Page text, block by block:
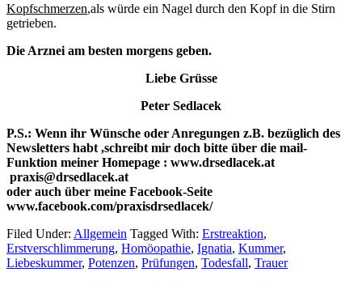
Kopfschmerzen,als würde ein Nagel durch den Kopf in die Stirn
getrieben.
Die Arznei am besten morgens geben.
Liebe Grüsse
Peter Sedlacek
P.S.: Wenn ihr Wünsche oder Anregungen z.B. bezüglich des
Newsletters habt ,schreibt mir doch bitte über die mail-
Funktion meiner Homepage : www.drsedlacek.at
praxis@drsedlacek.at
oder auch über meine Facebook-Seite
www.facebook.com/praxisdrsedlacek/
Filed Under: Allgemein Tagged With: Erstreaktion,
Erstverschlimmerung, Homöopathie, Ignatia, Kummer,
Liebeskummer, Potenzen, Prüfungen, Todesfall, Trauer